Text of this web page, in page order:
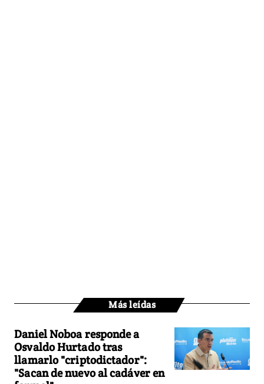
Más leídas
Daniel Noboa responde a
Osvaldo Hurtado tras
llamarlo "criptodictador":
"Sacan de nuevo al cadáver en